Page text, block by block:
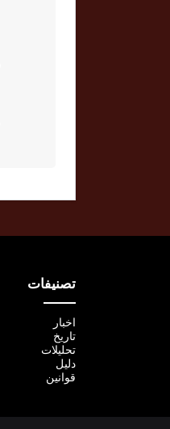
تصنيفات
اخبار
تاريخ
تحليلات
دليل
قوانين